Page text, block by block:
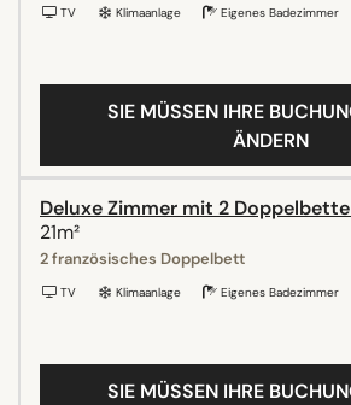
TV Klimaanlage Eigenes Badezimmer
SIE MÜSSEN IHRE
ÄNDERN
Deluxe Zimmer mit 2
21m²
2 französisches Doppelbett
TV Klimaanlage Eigenes Badezimmer
SIE MÜSSEN IHRE